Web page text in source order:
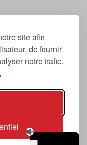
site afin
de fournir
notre trafic.
sur la
dont la
», « suivant
du
tendances
la musique
et des
liés à la